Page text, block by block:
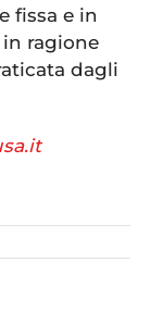
fissa e in
in ragione
dagli